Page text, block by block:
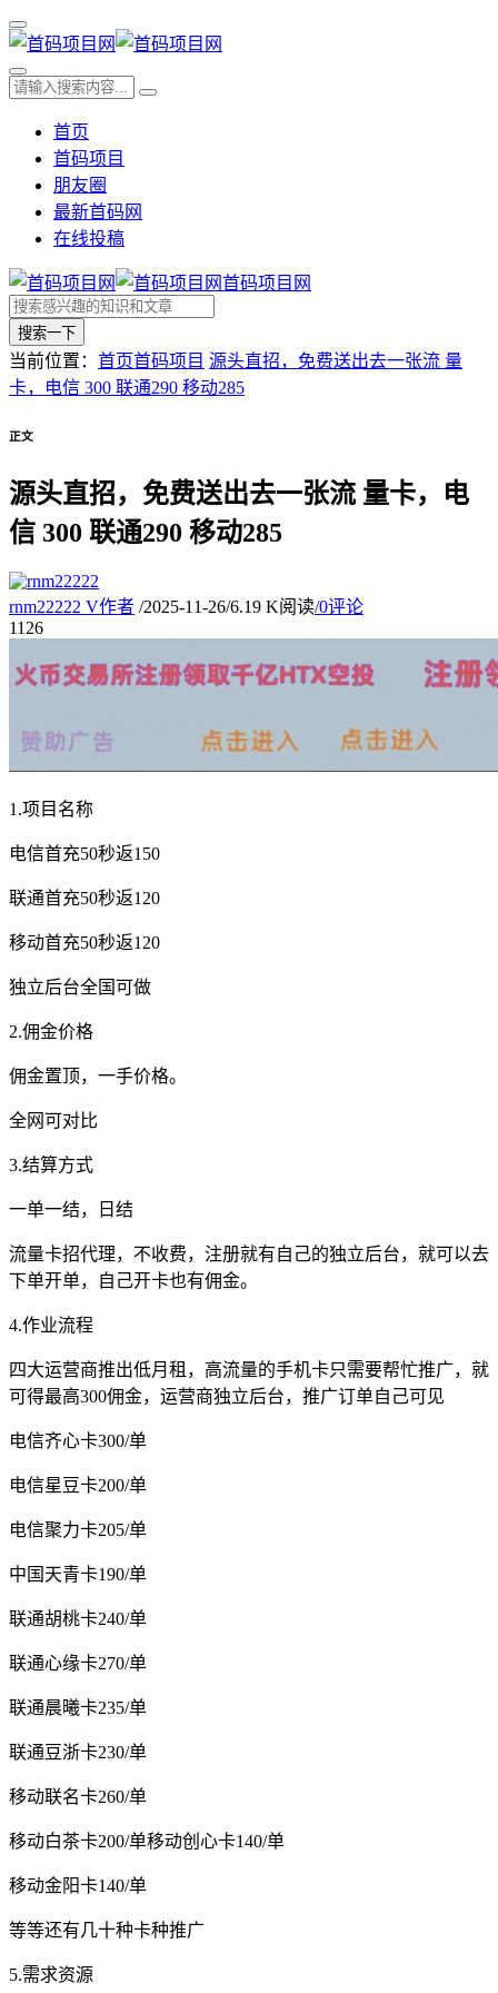
首页
首码项目
朋友圈
最新首码网
在线投稿
首码项目网
搜索一下
当前位置： 首页首码项目 源头直招，免费送出去一张流 量
卡，电信 300 联通290 移动285
正文
源头直招，免费送出去一张流 量卡，电
信 300 联通290 移动285
rnm22222 V作者 /2025-11-26/6.19 K阅读/0评论
11 26
1.项目名称
电信首充50秒返150
联通首充50秒返120
移动首充50秒返120
独立后台全国可做
2.佣金价格
佣金置顶，一手价格。
全网可对比
3.结算方式
一单一结，日结
流量卡招代理，不收费，注册就有自己的独立后台，就可以去
下单开单，自己开卡也有佣金。
4.作业流程
四大运营商推出低月租，高流量的手机卡只需要帮忙推广，就
可得最高300佣金，运营商独立后台，推广订单自己可见
电信齐心卡300/单
电信星豆卡200/单
电信聚力卡205/单
中国天青卡190/单
联通胡桃卡240/单
联通心缘卡270/单
联通晨曦卡235/单
联通豆浙卡230/单
移动联名卡260/单
移动白茶卡200/单移动创心卡140/单
移动金阳卡140/单
等等还有几十种卡种推广
5.需求资源